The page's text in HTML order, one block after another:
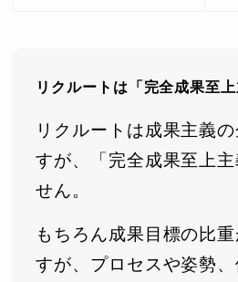
リクルートは「完全成果至
リクルートは成果主義
すが、「完全成果至上
せん。
もちろん成果目標の比
すが、プロセスや姿勢